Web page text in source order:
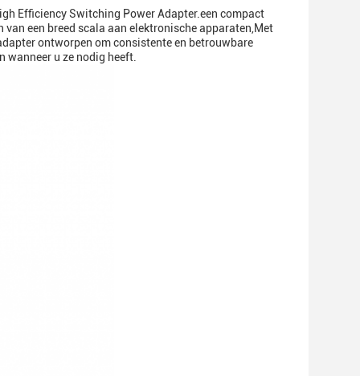
Efficiency Switching Power Adapter.een compact
een breed scala aan elektronische apparaten,Met
ontworpen om consistente en betrouwbare
u ze nodig heeft.